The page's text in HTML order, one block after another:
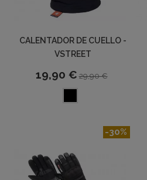
CALENTADOR DE CUELLO -
VSTREET
19,90 € 29,90 €
-30%